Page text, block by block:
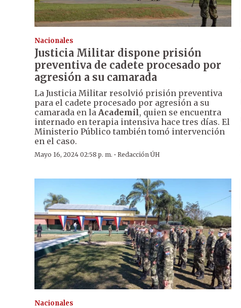
Nacionales
Justicia Militar dispone prisión
preventiva de cadete procesado por
agresión a su camarada
La Justicia Militar resolvió prisión preventiva
para el cadete procesado por agresión a su
camarada en la Academil, quien se encuentra
internado en terapia intensiva hace tres días. El
Ministerio Público también tomó intervención
en el caso.
Mayo 16, 2024 02:58 p. m. · Redacción ÚH
Nacionales